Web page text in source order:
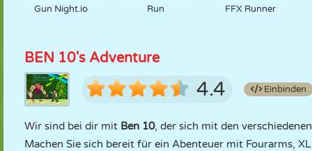
Gun Night.io Run FFX Runner
BEN 10's Adventure
4.4 Einbinden
Wir sind bei dir mit Ben 10, der sich mit den
Machen Sie sich bereit für ein Abenteuer mit Fourarms,